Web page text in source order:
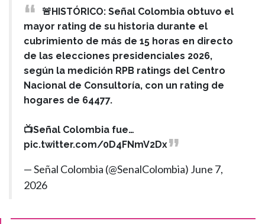
🚨HISTÓRICO: Señal Colombia obtuvo el
mayor rating de su historia durante el
cubrimiento de más de 15 horas en directo
de las elecciones presidenciales 2026,
según la medición RPB ratings del Centro
Nacional de Consultoría, con un rating de
hogares de 64477.
📺Señal Colombia fue…
pic.twitter.com/0D4FNmV2Dx
— Señal Colombia (@SenalColombia) June 7,
2026